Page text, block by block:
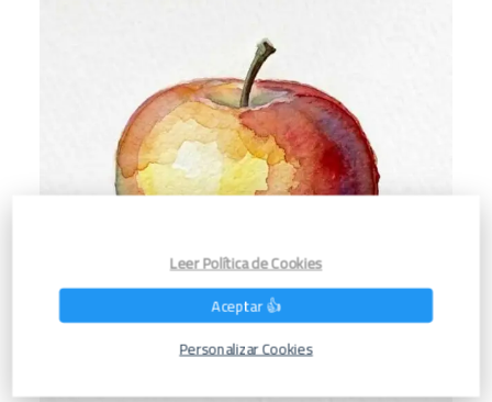
Leer Política de Cookies
Aceptar 👍
Personalizar Cookies